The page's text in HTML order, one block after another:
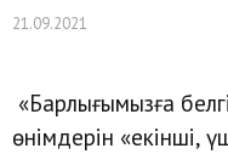
21.09.2021
«Барлығымызға
өнімдерін «екінші,